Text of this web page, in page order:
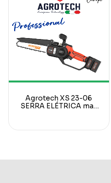
Agrotech XS 23-06
SERRA ELÉTRICA max